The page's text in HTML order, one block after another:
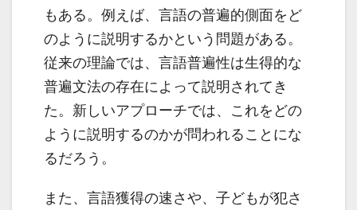
もある。例えば、言語の普遍的側面をど
のように説明するかという問題がある。
従来の理論では、言語普遍性は生得的な
普遍文法の存在によって説明されてき
た。新しいアプローチでは、これをどの
ように説明するのかが問われることにな
るだろう。
また、言語獲得の速さや、子どもが犯さ